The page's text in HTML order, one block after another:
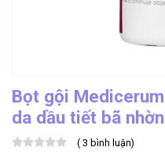
Bọt gội
da dầu tiết bã
( 3bình luận)